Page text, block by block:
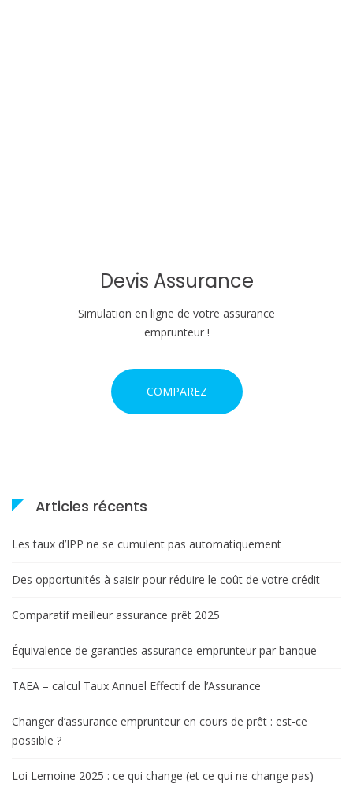
Devis Assurance
Simulation en ligne de votre assurance
emprunteur !
COMPAREZ
Articles récents
Les taux d’IPP ne se cumulent pas automatiquement
Des opportunités à saisir pour réduire le coût de votre crédit
Comparatif meilleur assurance prêt 2025
Équivalence de garanties assurance emprunteur par banque
TAEA – calcul Taux Annuel Effectif de l’Assurance
Changer d’assurance emprunteur en cours de prêt : est-ce
possible ?
Loi Lemoine 2025 : ce qui change (et ce qui ne change pas)